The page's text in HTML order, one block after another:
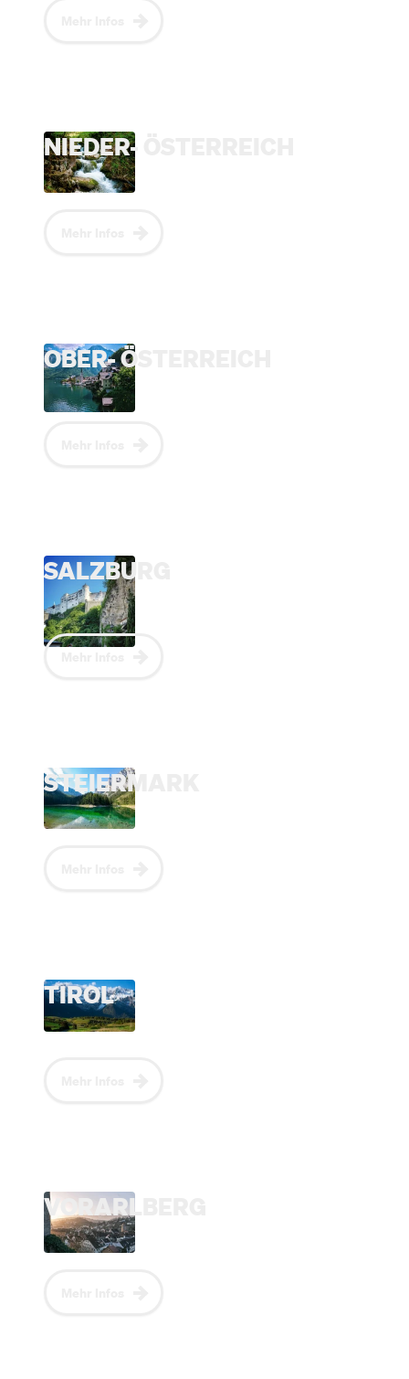
NIEDER- ÖSTERREICH
OBER- ÖSTERREICH
SALZBURG
STEIERMARK
TIROL
VORARLBERG